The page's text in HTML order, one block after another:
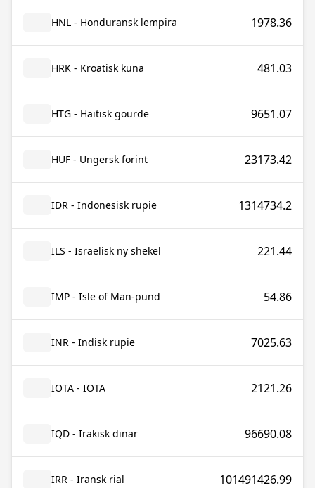
HNL - Honduransk lempira 1978.36
HRK - Kroatisk kuna 481.03
HTG - Haitisk gourde 9651.07
HUF - Ungersk forint 23173.42
IDR - Indonesisk rupie 1314734.2
ILS - Israelisk ny shekel 221.44
IMP - Isle of Man-pund 54.86
INR - Indisk rupie 7025.63
IOTA - IOTA 2121.26
IQD - Irakisk dinar 96690.08
IRR - Iransk rial 101491426.99